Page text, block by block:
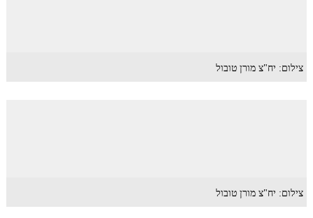
צילום: יח"צ מורן טובול
צילום: יח"צ מורן טובול